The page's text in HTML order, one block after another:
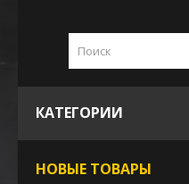
КАТЕГОРИИ
НОВЫЕ ТОВАРЫ